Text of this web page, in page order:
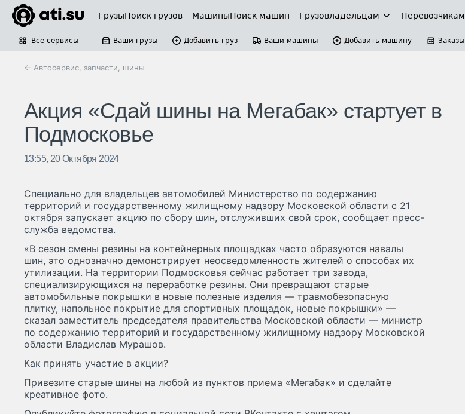
ГрузыПоиск грузов МашиныПоиск машин Грузовладельцам Перевозчикам
Все сервисы Ваши грузы Добавить груз Ваши машины Добавить машину Заказы
← Автосервис, запчасти, шины
Акция «Сдай шины на Мегабак» стартует в
Подмосковье
13:55, 20 Октября 2024
Специально для владельцев автомобилей Министерство по содержанию
территорий и государственному жилищному надзору Московской области с 21
октября запускает акцию по сбору шин, отслуживших свой срок, сообщает пресс-
служба ведомства.
«В сезон смены резины на контейнерных площадках часто образуются навалы
шин, это однозначно демонстрирует неосведомленность жителей о способах их
утилизации. На территории Подмосковья сейчас работает три завода,
специализирующихся на переработке резины. Они превращают старые
автомобильные покрышки в новые полезные изделия — травмобезопасную
плитку, напольное покрытие для спортивных площадок, новые покрышки» —
сказал заместитель председателя правительства Московской области — министр
по содержанию территорий и государственному жилищному надзору Московской
области Владислав Мурашов.
Как принять участие в акции?
Привезите старые шины на любой из пунктов приема «Мегабак» и сделайте
креативное фото.